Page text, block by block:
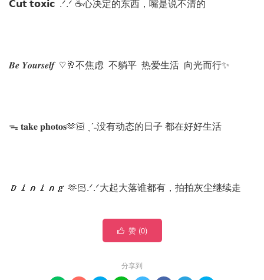
𝗖𝘂𝘁 𝘁𝗼𝘅𝗶𝗰 .ᐟ.ᐟ ☕️心决定的东西，嘴是说不清的
𝑩𝒆 𝒀𝒐𝒖𝒓𝒔𝒆𝒍𝒇 ♡🥂不焦虑 不躺平 热爱生活 向光而行✨
ᯓ 𝐭𝐚𝐤𝐞 𝐩𝐡𝐨𝐭𝐨𝐬🫶🏻 ˎˊ˗没有动态的日子 都在好好生活
𝑫𝒊𝒏𝒊𝒏𝒈 🫶🏻.ᐟ.ᐟ大起大落谁都有，拍拍灰尘继续走
 赞 (0)
分享到